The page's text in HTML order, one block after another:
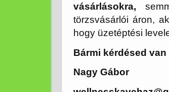
vásárlásokra,
törzsvásárlói áron,
hogy üzetéptési
Bármi kérdésed
Nagy Gábor